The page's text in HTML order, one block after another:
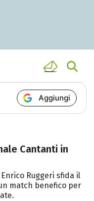
Aggiungi
Cantanti in
Ruggeri sfida il
match benefico per